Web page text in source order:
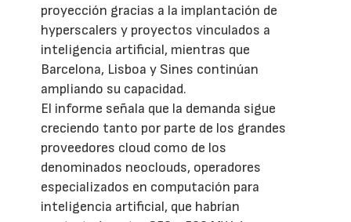
proyección gracias a la implantación de
hyperscalers y proyectos vinculados a
inteligencia artificial, mientras que
Barcelona, Lisboa y Sines continúan
ampliando su capacidad.
El informe señala que la demanda sigue
creciendo tanto por parte de los grandes
proveedores cloud como de los
denominados neoclouds, operadores
especializados en computación para
inteligencia artificial, que habrían